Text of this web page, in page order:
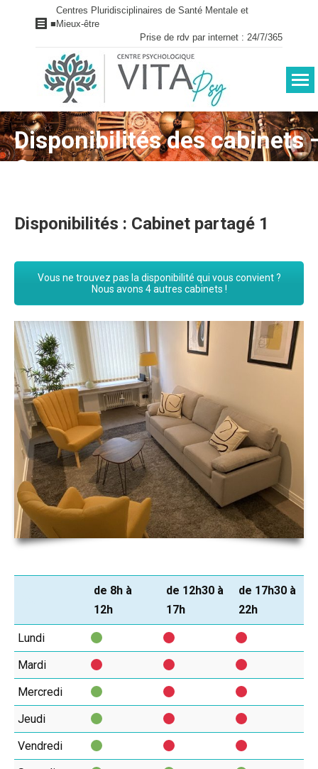
■
Centres Pluridisciplinaires de Santé Mentale et
Mieux-être
Prise de rdv par internet : 24/7/365
Vous êtes ici :
Disponibilités des cabinets
Courses
Disponibilités : Cabinet partagé 1
Vous ne trouvez pas la disponibilité qui vous convient ?
Nous avons 4 autres cabinets !
de 8h à
12h
de 12h30 à
17h
de 17h30 à
22h
Lundi
Mardi
Mercredi
Jeudi
Vendredi